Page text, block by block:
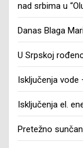
nad srbima u
Danas Blaga
U Srpskoj
Isključenja
Isključenja el.
Pretežno